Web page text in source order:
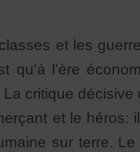
et les
qu'à l'ère
critique décisive
et le héros:
sur terre. Le